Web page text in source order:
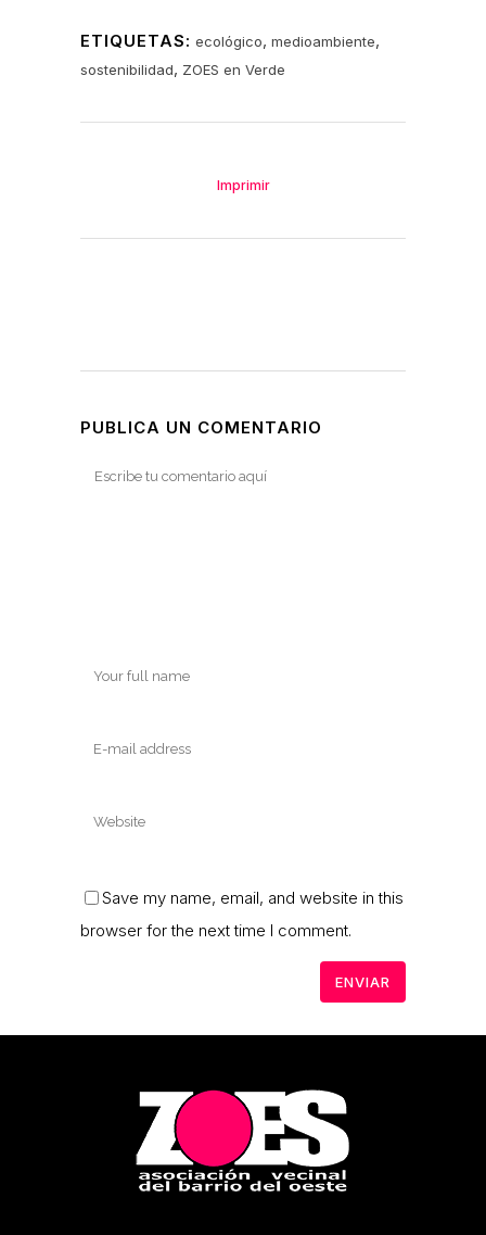
ETIQUETAS: ecológico, medioambiente,
sostenibilidad, ZOES en Verde
Imprimir
PUBLICA UN COMENTARIO
Save my name, email, and website in this
browser for the next time I comment.